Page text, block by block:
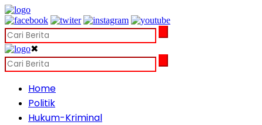
✖
Home
Politik
Hukum-Kriminal